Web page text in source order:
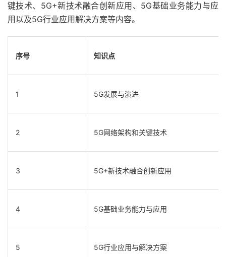
键技术、 5G+新技术融合创新应用、 5G基础业务能力与应
用以及5G行业应用解决方案等内容。
序号 知识点
1 5G发展与演进
2 5G网络架构和关键技术
3 5G+新技术融合创新应用
4 5G基础业务能力与应用
5 5G行业应用与解决方案